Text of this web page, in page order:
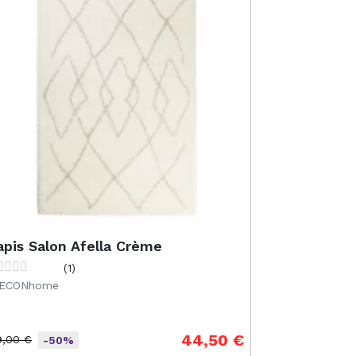
Salon Afella Crème
(1)
de base
€ -50% 44,50 €